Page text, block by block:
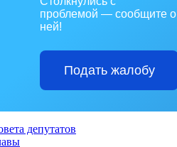
проблемой — сообщите о
ней!
Подать жалобу
депутатов